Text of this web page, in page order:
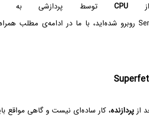
CPUتوسط پردازشی به
روبرو شده‌اید، با ما در ادامه‌ی مطلب
ازپردازنده، کار ساده‌ای نیست و گاهی مواقع